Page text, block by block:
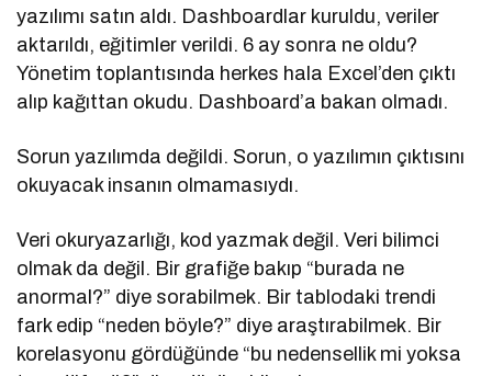
yazılımı satın aldı. Dashboardlar kuruldu, veriler
aktarıldı, eğitimler verildi. 6 ay sonra ne oldu?
Yönetim toplantısında herkes hala Excel’den çıktı
alıp kağıttan okudu. Dashboard’a bakan olmadı.
Sorun yazılımda değildi. Sorun, o yazılımın çıktısını
okuyacak insanın olmamasıydı.
Veri okuryazarlığı, kod yazmak değil. Veri bilimci
olmak da değil. Bir grafiğe bakıp “burada ne
anormal?” diye sorabilmek. Bir tablodaki trendi
fark edip “neden böyle?” diye araştırabilmek. Bir
korelasyonu gördüğünde “bu nedensellik mi yoksa